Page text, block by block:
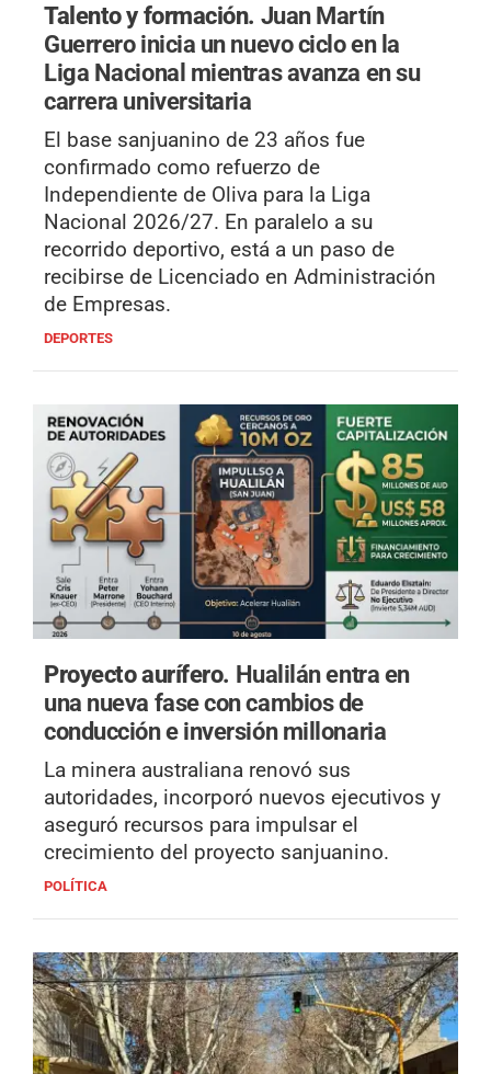
Talento y formación. Juan Martín
Guerrero inicia un nuevo ciclo en la
Liga Nacional mientras avanza en su
carrera universitaria
El base sanjuanino de 23 años fue
confirmado como refuerzo de
Independiente de Oliva para la Liga
Nacional 2026/27. En paralelo a su
recorrido deportivo, está a un paso de
recibirse de Licenciado en Administración
de Empresas.
DEPORTES
Proyecto aurífero. Hualilán entra en
una nueva fase con cambios de
conducción e inversión millonaria
La minera australiana renovó sus
autoridades, incorporó nuevos ejecutivos y
aseguró recursos para impulsar el
crecimiento del proyecto sanjuanino.
POLÍTICA